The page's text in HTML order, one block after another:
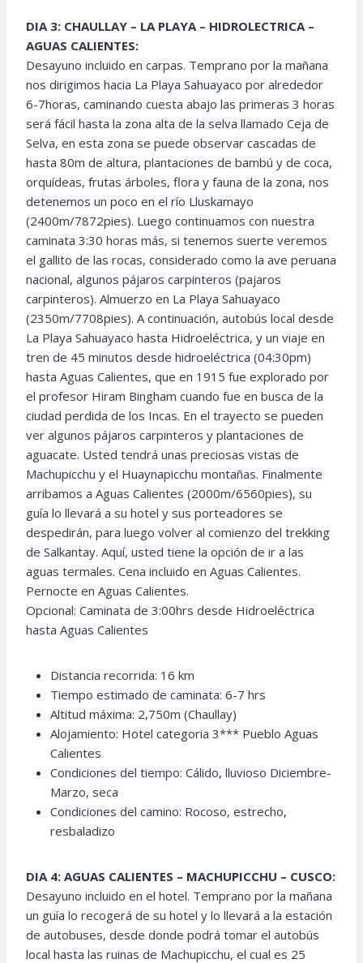
DIA 3: CHAULLAY – LA PLAYA – HIDROLECTRICA –
AGUAS CALIENTES:
Desayuno incluido en carpas. Temprano por la mañana
nos dirigimos hacia La Playa Sahuayaco por alrededor
6-7horas, caminando cuesta abajo las primeras 3 horas
será fácil hasta la zona alta de la selva llamado Ceja de
Selva, en esta zona se puede observar cascadas de
hasta 80m de altura, plantaciones de bambú y de coca,
orquídeas, frutas árboles, flora y fauna de la zona, nos
detenemos un poco en el río Lluskamayo
(2400m/7872pies). Luego continuamos con nuestra
caminata 3:30 horas más, si tenemos suerte veremos
el gallito de las rocas, considerado como la ave peruana
nacional, algunos pájaros carpinteros (pajaros
carpinteros). Almuerzo en La Playa Sahuayaco
(2350m/7708pies). A continuación, autobús local desde
La Playa Sahuayaco hasta Hidroeléctrica, y un viaje en
tren de 45 minutos desde hidroeléctrica (04:30pm)
hasta Aguas Calientes, que en 1915 fue explorado por
el profesor Hiram Bingham cuando fue en busca de la
ciudad perdida de los Incas. En el trayecto se pueden
ver algunos pájaros carpinteros y plantaciones de
aguacate. Usted tendrá unas preciosas vistas de
Machupicchu y el Huaynapicchu montañas. Finalmente
arribamos a Aguas Calientes (2000m/6560pies), su
guía lo llevará a su hotel y sus porteadores se
despedirán, para luego volver al comienzo del trekking
de Salkantay. Aquí, usted tiene la opción de ir a las
aguas termales. Cena incluido en Aguas Calientes.
Pernocte en Aguas Calientes.
Opcional: Caminata de 3:00hrs desde Hidroeléctrica
hasta Aguas Calientes
Distancia recorrida: 16 km
Tiempo estimado de caminata: 6-7 hrs
Altitud máxima: 2,750m (Chaullay)
Alojamiento: Hotel categoria 3*** Pueblo Aguas
Calientes
Condiciones del tiempo: Cálido, lluvioso Diciembre-
Marzo, seca
Condiciones del camino: Rocoso, estrecho,
resbaladizo
DIA 4: AGUAS CALIENTES – MACHUPICCHU – CUSCO:
Desayuno incluido en el hotel. Temprano por la mañana
un guía lo recogerá de su hotel y lo llevará a la estación
de autobuses, desde donde podrá tomar el autobús
local hasta las ruinas de Machupicchu, el cual es 25